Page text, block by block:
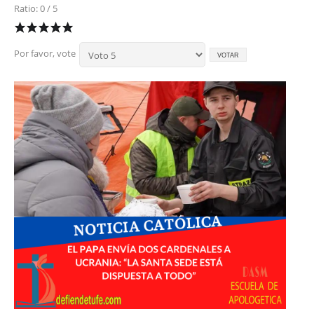
Ratio: 0 / 5
Por favor, vote